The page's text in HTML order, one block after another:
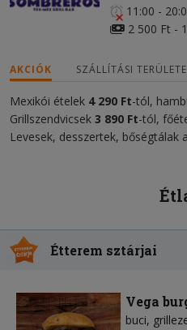
11:00 -
2 500 Ft -
AKCIÓK SZÁLLÍTÁSI
Mexikói ételek 4 290 Ft-tól,
Grillszendvicsek 3 890 Ft-tól,
Levesek, desszertek, bőségtálak
Étterem sztárjai
Vega
buci